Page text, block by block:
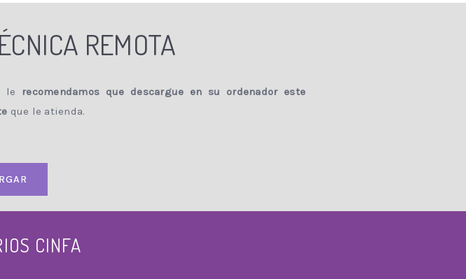
REMOTA
le recomendamos que descargue en su ordenador este
que le atienda.
CINFA